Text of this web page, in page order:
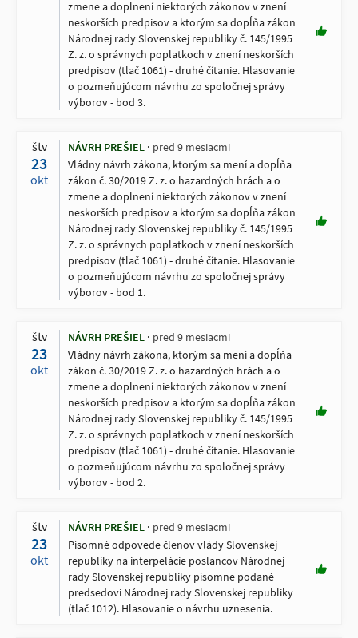
zmene a doplnení niektorých zákonov v znení
neskorších predpisov a ktorým sa dopĺňa zákon
Národnej rady Slovenskej republiky č. 145/1995
Z. z. o správnych poplatkoch v znení neskorších
predpisov (tlač 1061) - druhé čítanie. Hlasovanie
o pozmeňujúcom návrhu zo spoločnej správy
výborov - bod 3.
štv
23
okt
NÁVRH PREŠIEL
pred 9 mesiacmi
Vládny návrh zákona, ktorým sa mení a dopĺňa
zákon č. 30/2019 Z. z. o hazardných hrách a o
zmene a doplnení niektorých zákonov v znení
neskorších predpisov a ktorým sa dopĺňa zákon
Národnej rady Slovenskej republiky č. 145/1995
Z. z. o správnych poplatkoch v znení neskorších
predpisov (tlač 1061) - druhé čítanie. Hlasovanie
o pozmeňujúcom návrhu zo spoločnej správy
výborov - bod 1.
štv
23
okt
NÁVRH PREŠIEL
pred 9 mesiacmi
Vládny návrh zákona, ktorým sa mení a dopĺňa
zákon č. 30/2019 Z. z. o hazardných hrách a o
zmene a doplnení niektorých zákonov v znení
neskorších predpisov a ktorým sa dopĺňa zákon
Národnej rady Slovenskej republiky č. 145/1995
Z. z. o správnych poplatkoch v znení neskorších
predpisov (tlač 1061) - druhé čítanie. Hlasovanie
o pozmeňujúcom návrhu zo spoločnej správy
výborov - bod 2.
štv
23
okt
NÁVRH PREŠIEL
pred 9 mesiacmi
Písomné odpovede členov vlády Slovenskej
republiky na interpelácie poslancov Národnej
rady Slovenskej republiky písomne podané
predsedovi Národnej rady Slovenskej republiky
(tlač 1012). Hlasovanie o návrhu uznesenia.